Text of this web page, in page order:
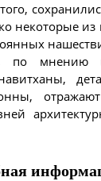
некоторые
по мнению